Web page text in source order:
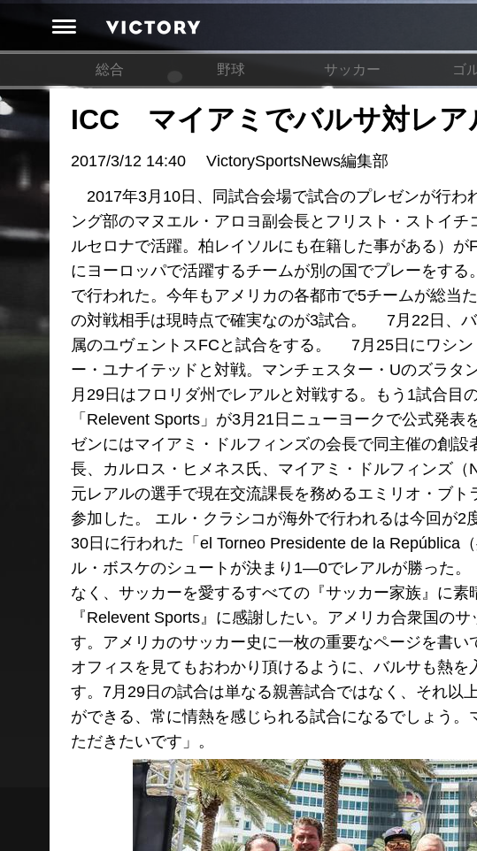
総合 野球 サッカー ゴ
ICC マイアミでバルサ対レア
2017/3/12 14:40
VictorySportsNews編集部
2017年3月10日、同試合会場で試合のプレゼンが行わ
ング部のマヌエル・アロヨ副会長とフリスト・ストイ
ルセロナで活躍。柏レイソルにも在籍した事がある）
にヨーロッパで活躍するチームが別の国でプレーをす
で行われた。今年もアメリカの各都市で5チームが総当
の対戦相手は現時点で確実なのが3試合。 7月22日、
属のユヴェントスFCと試合をする。 7月25日にワシ
ー・ユナイテッドと対戦。マンチェスター・Uのズラ
月29日はフロリダ州でレアルと対戦する。もう1試合目
「Relevent Sports」が3月21日ニューヨークで公式発
ゼンにはマイアミ・ドルフィンズの会長で同主催の創
長、カルロス・ヒメネス氏、マイアミ・ドルフィンズ
元レアルの選手で現在交流課長を務めるエミリオ・ブ
参加した。 エル・クラシコが海外で行われるは今回が2
30日に行われた「el Torneo Presidente de la República
ル・ボスケのシュートが決まり1―0でレアルが勝った
なく、サッカーを愛するすべての『サッカー家族』に
『Relevent Sports』に感謝したい。アメリカ合衆国の
す。アメリカのサッカー史に一枚の重要なページを書
オフィスを見てもおわかり頂けるように、バルサも熱
す。7月29日の試合は単なる親善試合ではなく、それ以
ができる、常に情熱を感じられる試合になるでしょう
ただきたいです」。